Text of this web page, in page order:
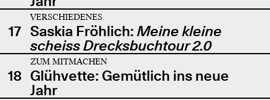
17
VERSCHIEDENES
Saskia Fröhlich: Meine kleine
scheiss Drecksbuchtour 2.0
18
ZUM MITMACHEN
Glühvette: Gemütlich ins neue
Jahr